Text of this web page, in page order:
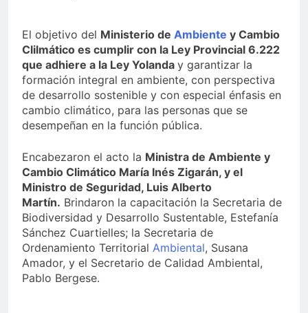
El objetivo del Ministerio de Ambiente y Cambio
Clilmático es cumplir con la Ley Provincial 6.222
que adhiere a la Ley Yolanda y garantizar la
formación integral en ambiente, con perspectiva
de desarrollo sostenible y con especial énfasis en
cambio climático, para las personas que se
desempeñan en la función pública.
Encabezaron el acto la Ministra de Ambiente y
Cambio Climático María Inés Zigarán, y el
Ministro de Seguridad, Luis Alberto
Martín. Brindaron la capacitación la Secretaria de
Biodiversidad y Desarrollo Sustentable, Estefanía
Sánchez Cuartielles; la Secretaria de
Ordenamiento Territorial Ambiental, Susana
Amador, y el Secretario de Calidad Ambiental,
Pablo Bergese.